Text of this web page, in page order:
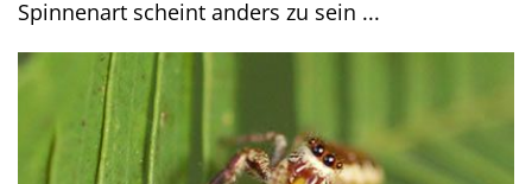
Spinnenart scheint anders zu sein ...